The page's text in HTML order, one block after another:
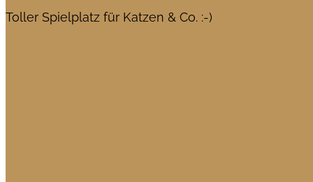
Toller Spielplatz für Katzen & Co. :-)